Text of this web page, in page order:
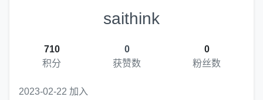
saithink
710
积分
0
获赞数
0
粉丝数
2023-02-22 加入